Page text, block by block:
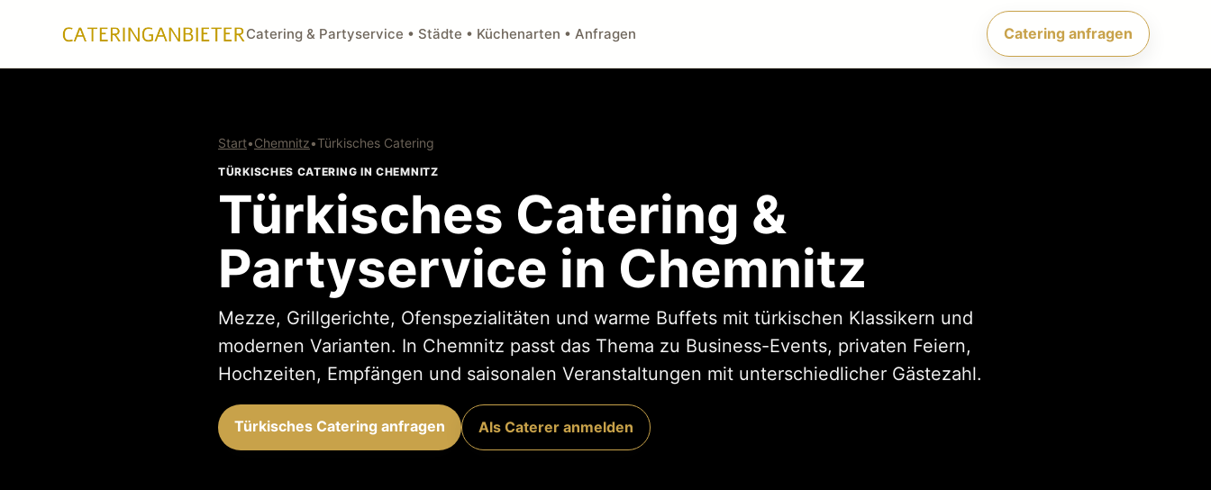
Catering & Partyservice • Städte • Küchenarten • Anfragen Catering anfragen
Start•Chemnitz•Türkisches Catering
TÜRKISCHES CATERING IN CHEMNITZ
Türkisches Catering &
Partyservice in Chemnitz
Mezze, Grillgerichte, Ofenspezialitäten und warme Buffets mit türkischen Klassikern und
modernen Varianten. In Chemnitz passt das Thema zu Business-Events, privaten Feiern,
Hochzeiten, Empfängen und saisonalen Veranstaltungen mit unterschiedlicher Gästezahl.
Türkisches Catering anfragen Als Caterer anmelden